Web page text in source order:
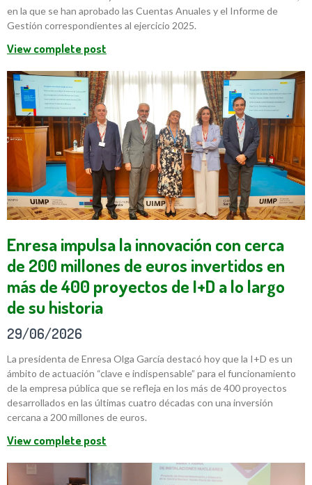
en la que se han aprobado las Cuentas Anuales y el Informe de
Gestión correspondientes al ejercicio 2025.
View complete post
Enresa impulsa la innovación con cerca
de 200 millones de euros invertidos en
más de 400 proyectos de I+D a lo largo
de su historia
29/06/2026
La presidenta de Enresa Olga García destacó hoy que la I+D es un
ámbito de actuación “clave e indispensable” para el funcionamiento
de la empresa pública que se refleja en los más de 400 proyectos
desarrollados en las últimas cuatro décadas con una inversión
cercana a 200 millones de euros.
View complete post